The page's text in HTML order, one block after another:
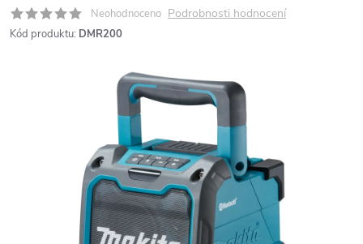
Neohodnoceno Podrobnosti hodnocení
Kód produktu: DMR200